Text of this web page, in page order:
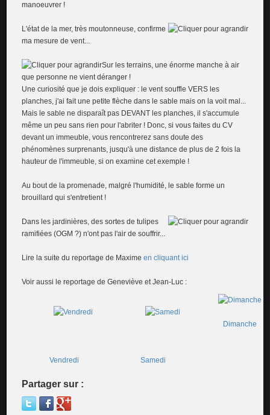
manoeuvrer !
L'état de la mer, très moutonneuse, confirme
ma mesure de vent...
Sur les terrains, une énorme manche à air
que personne ne vient déranger !
Une curiosité que je dois expliquer : le vent souffle VERS les
planches, j'ai fait une petite flèche dans le sable mais on la voit mal...
Mais le sable ne disparaît pas DEVANT les planches, il s'accumule
même un peu sans rien pour l'abriter ! Donc, si vous faites du CV
devant un immeuble, vous rencontrerez sans doute des
phénomènes surprenants, jusqu'à une distance de plus de 2 fois la
hauteur de l'immeuble, si on examine cet exemple !
Au bout de la promenade, malgré l'humidité, le sable forme un
brouillard qui s'entretient !
Dans les jardinières, des sortes de tulipes
ramifiées (OGM ?) n'ont pas l'air de souffrir...
Lire la suite du reportage de Maximeen cliquant ici
Voir aussi le reportage de Geneviève et Jean-Luc :
Vendredi Samedi
Dimanche
Partager sur :